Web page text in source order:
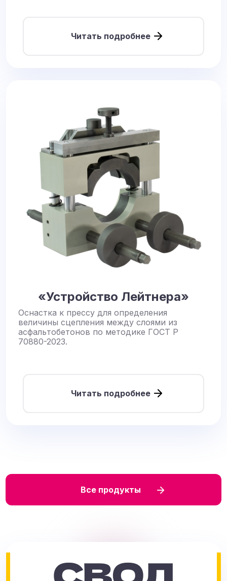
Читать подробнее
«Устройство Лейтнера»
Оснастка к прессу для определения
величины сцепления между слоями из
асфальтобетонов по методике ГОСТ Р
70880-2023.
Читать подробнее
Все продукты